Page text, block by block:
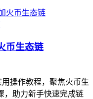
币生态链
操作教程，聚焦火币生
，助力新手快速完成链